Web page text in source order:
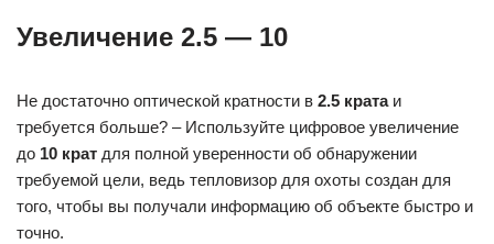
Увеличение 2.5 — 10
Не достаточно оптической кратности в 2.5 кратаи
требуется больше? – Используйте цифровое увеличение
до 10 крат для полной уверенности об обнаружении
требуемой цели, ведь тепловизор для охоты создан для
того, чтобы вы получали информацию об объекте быстро и
точно.